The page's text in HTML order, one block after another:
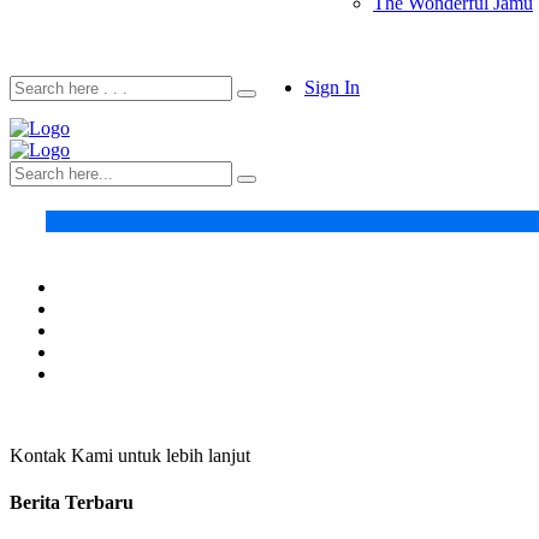
Sign In
Kontak Kami untuk lebih lanjut
Berita Terbaru